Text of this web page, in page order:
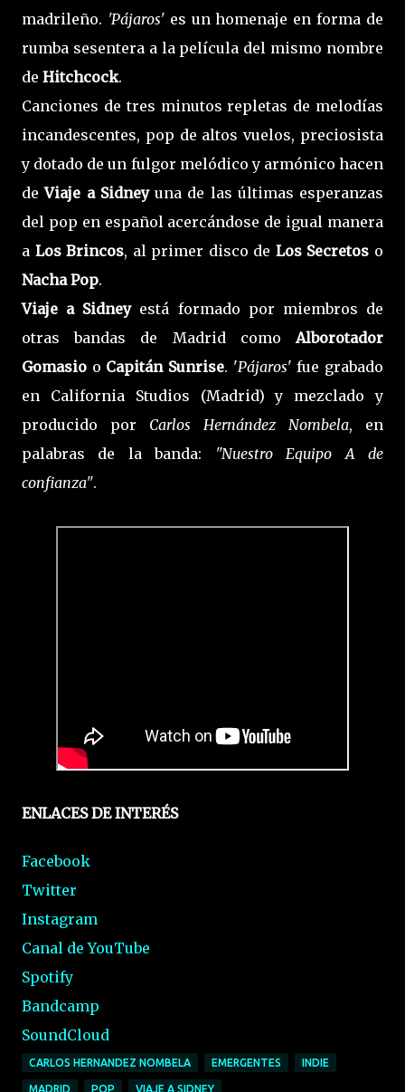
madrileño. 'Pájaros' es un homenaje en forma de
rumba sesentera a la película del mismo nombre
de Hitchcock.
Canciones de tres minutos repletas de melodías
incandescentes, pop de altos vuelos, preciosista
y dotado de un fulgor melódico y armónico hacen
deViaje a Sidney una de las últimas esperanzas
del pop en español acercándose de igual manera
a Los Brincos, al primer disco de Los Secretos o
Nacha Pop.
Viaje a Sidneyestá formado por miembros de
otras bandas de Madrid como Alborotador
Gomasio o Capitán Sunrise. 'Pájaros' fue grabado
en California Studios (Madrid) y mezclado y
producido por Carlos Hernández Nombela, en
palabras de la banda:
"Nuestro Equipo A de
confianza".
ENLACES DE INTERÉS
Facebook
Twitter
Instagram
Canal de YouTube
Spotify
Bandcamp
SoundCloud
CARLOS HERNANDEZ NOMBELA EMERGENTES INDIE
MADRID POP VIAJE A SIDNEY